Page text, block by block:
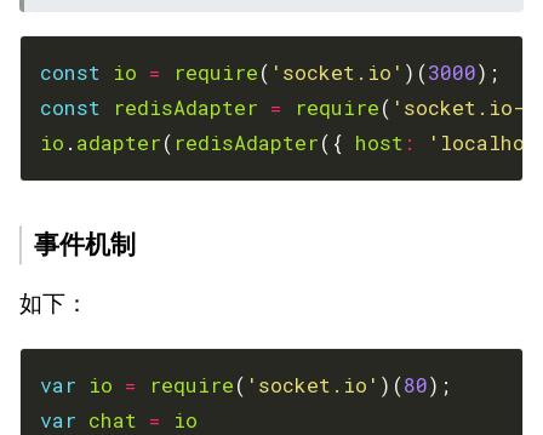
const io = require( 'socket.io' )(3000
const
redisAdapter = require( 'socket.io-
io . adapter( redisAdapter({ host :
事件机制
如下：
var io = require( 'socket.io' )(80
var chat =
io